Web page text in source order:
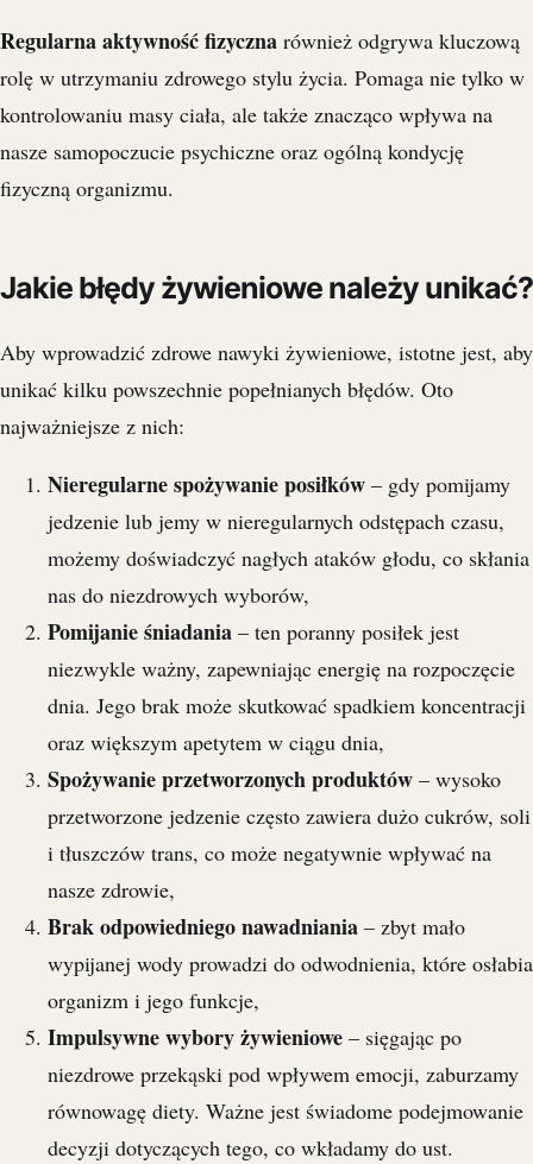
Regularna aktywność fizyczna również odgrywa kluczową
rolę w utrzymaniu zdrowego stylu życia. Pomaga nie tylko w
kontrolowaniu masy ciała, ale także znacząco wpływa na
nasze samopoczucie psychiczne oraz ogólną kondycję
fizyczną organizmu.
Jakie błędy żywieniowe należy unikać?
Aby wprowadzić zdrowe nawyki żywieniowe, istotne jest, aby
unikać kilku powszechnie popełnianych błędów. Oto
najważniejsze z nich:
Nieregularne spożywanie posiłków – gdy pomijamy
jedzenie lub jemy w nieregularnych odstępach czasu,
możemy doświadczyć nagłych ataków głodu, co skłania
nas do niezdrowych wyborów,
Pomijanie śniadania – ten poranny posiłek jest
niezwykle ważny, zapewniając energię na rozpoczęcie
dnia. Jego brak może skutkować spadkiem koncentracji
oraz większym apetytem w ciągu dnia,
Spożywanie przetworzonych produktów – wysoko
przetworzone jedzenie często zawiera dużo cukrów, soli
i tłuszczów trans, co może negatywnie wpływać na
nasze zdrowie,
Brak odpowiedniego nawadniania – zbyt mało
wypijanej wody prowadzi do odwodnienia, które osłabia
organizm i jego funkcje,
Impulsywne wybory żywieniowe – sięgając po
niezdrowe przekąski pod wpływem emocji, zaburzamy
równowagę diety. Ważne jest świadome podejmowanie
decyzji dotyczących tego, co wkładamy do ust.